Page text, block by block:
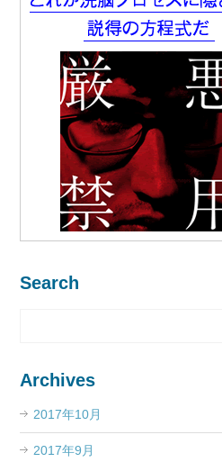
Search
Archives
2017年10月
2017年9月